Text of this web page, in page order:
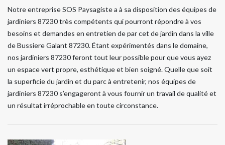
Notre entreprise SOS Paysagiste a à sa disposition des équipes de
jardiniers 87230 très compétents qui pourront répondre à vos
besoins et demandes en entretien de par cet de jardin dans la ville
de Bussiere Galant 87230. Étant expérimentés dans le domaine,
nos jardiniers 87230 feront tout leur possible pour que vous ayez
un espace vert propre, esthétique et bien soigné. Quelle que soit
la superficie du jardin et du parc à entretenir, nos équipes de
jardiniers 87230 s’engageront à vous fournir un travail de qualité et
un résultat irréprochable en toute circonstance.